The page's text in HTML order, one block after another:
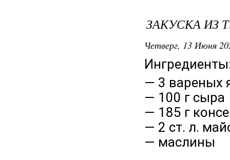
ЗАКУСКА ИЗ
Четверг, 13 Июня
— 3 вареных
— 100 г сыра
— 185 г
— 2 ст. л.
— маслины